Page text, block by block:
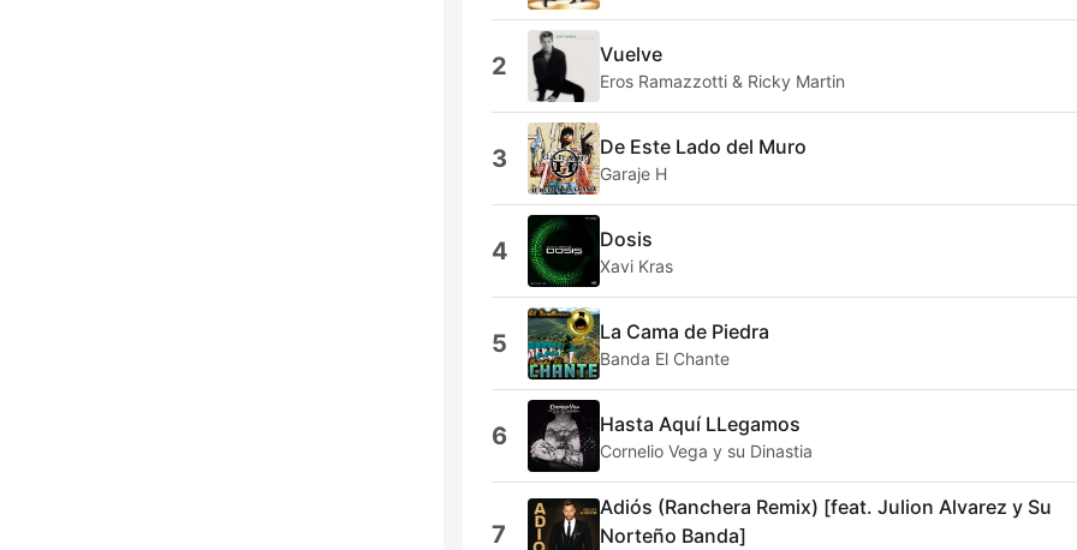
2 Vuelve
Eros Ramazzotti & Ricky Martin
3 De Este Lado del Muro
Garaje H
4 Dosis
Xavi Kras
5 La Cama de Piedra
Banda El Chante
6 Hasta Aquí LLegamos
Cornelio Vega y su Dinastia
7
Adiós (Ranchera Remix) [feat. Julion Alvarez y Su
Norteño Banda]